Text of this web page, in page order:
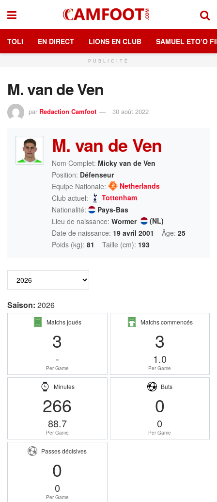
TOLI EN DIRECT LIONS EN CLUB SAMUEL ETO’O
PUBLICITÉ
M. van de Ven
par Redaction Camfoot 30 août 2022
M. van de Ven
Nom Complet: Micky van de Ven
Position: Défenseur
Equipe Nationale:
Netherlands
Club actuel:
Tottenham
Nationalité:
Pays-Bas
Lieu de naissance: Wormer
(NL)
Date de naissance: 19 avril 2001 Âge: 25
Poids (kg): 81 Taille (cm): 193
Saison: 2026
Matchs joués
3
-
Per Game
Matchs commencés
3
1.0
Per Game
Minutes
266
88.7
Per Game
Buts
0
0
Per Game
Passes décisives
0
0
Per Game